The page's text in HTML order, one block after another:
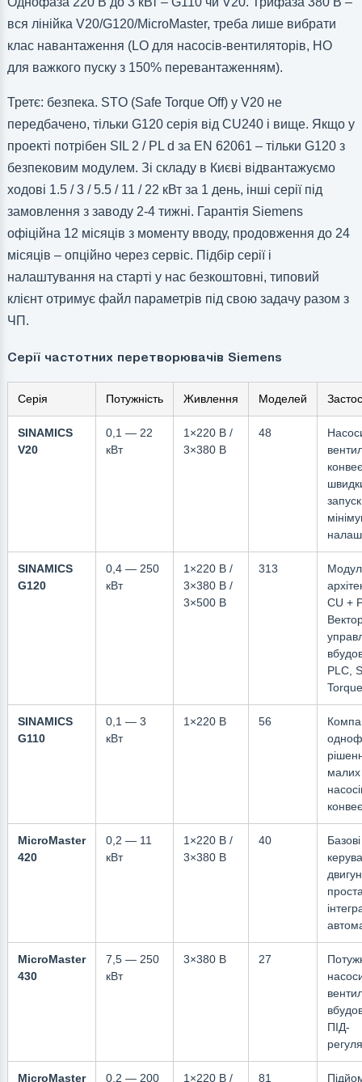
вся лінійка V20/G120/MicroMaster, треба лише вибрати
клас навантаження (LO для насосів-вентиляторів, HO
для важкого пуску з 150% перевантаженням).
Третє: безпека. STO (Safe Torque Off) у V20 не
передбачено, тільки G120 серія від CU240 і вище. Якщо у
проекті потрібен SIL 2 / PL d за EN 62061 – тільки G120 з
безпековим модулем. Зі складу в Києві відвантажуємо
ходові 1.5 / 3 / 5.5 / 11 / 22 кВт за 1 день, інші серії під
замовлення з заводу 2-4 тижні. Гарантія Siemens
офіційна 12 місяців з моменту вводу, продовження до 24
місяців – опційно через сервіс. Підбір серії і
налаштування на старті у нас безкоштовні, типовий
клієнт отримує файл параметрів під свою задачу разом з
ЧП.
Серії частотних перетворювачів Siemens
Серія Потужність Живлення Моделей
SINAMICS
V20
0,1 — 22
кВт
1×220 В /
3×380 В
48
SINAMICS
G120
0,4 — 250
кВт
1×220 В /
3×380 В /
3×500 В
313
CU +
PLC,
SINAMICS
G110
0,1 — 3
кВт
1×220 В 56
малих
MicroMaster
420
0,2 — 11
кВт
1×220 В /
3×380 В
40
MicroMaster
430
7,5 — 250
кВт
3×380 В 27
ПІД-
MicroMaster 0,2 — 200 1×220 В / 81